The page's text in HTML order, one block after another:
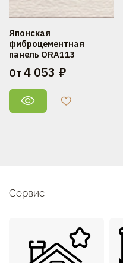
Японская
фиброцементная
панель ORA113
От 4 053 ₽
Сервис